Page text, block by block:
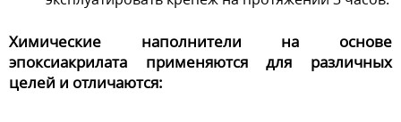
Химические наполнители на основе
эпоксиакрилата применяются для различных
целей и отличаются: